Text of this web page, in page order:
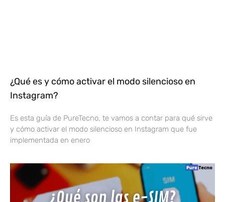
¿Qué es y cómo activar el modo silencioso en
Instagram?
Es esta guía de PureTecno, te vamos a contar para qué sirve
y cómo activar el modo silencioso en Instagram que fue
implementada en enero